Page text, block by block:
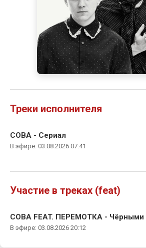
Треки исполнителя
СОВА - Сериал
В эфире: 03.08.2026 07:41
Участие в треках (feat)
СОВА FEAT. ПЕРЕМОТКА - Чёрными
В эфире: 03.08.2026 20:12